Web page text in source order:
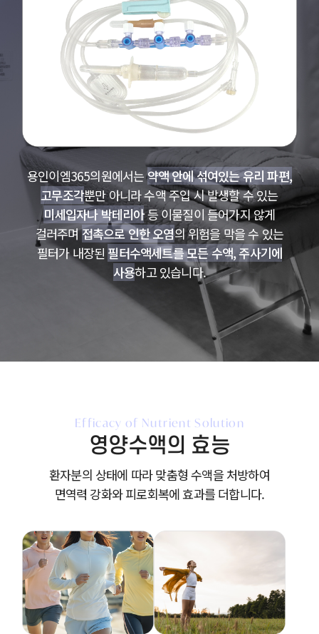
용인이엠365의원에서는약액 안에 섞여있는 유리 파편,
고무조각뿐만 아니라 수액 주입 시 발생할 수 있는
미세입자나 박테리아등 이물질이 들어가지 않게
걸러주며접촉으로 인한 오염의 위험을 막을 수 있는
필터가 내장된 필터수액세트를 모든 수액, 주사기에
사용하고 있습니다.
Efficacy of Nutrient Solution
영양수액의 효능
환자분의 상태에 따라 맞춤형 수액을 처방하여
면역력 강화와 피로회복에 효과를 더합니다.